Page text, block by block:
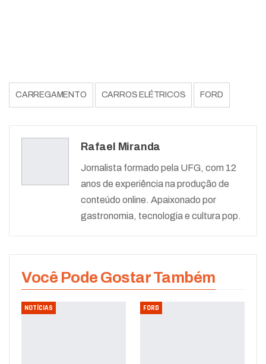
CARREGAMENTO CARROS ELÉTRICOS FORD
Rafael Miranda
Jornalista formado pela UFG, com 12
anos de experiência na produção de
conteúdo online. Apaixonado por
gastronomia, tecnologia e cultura pop.
Você Pode Gostar Também
NOTÍCIAS FORD